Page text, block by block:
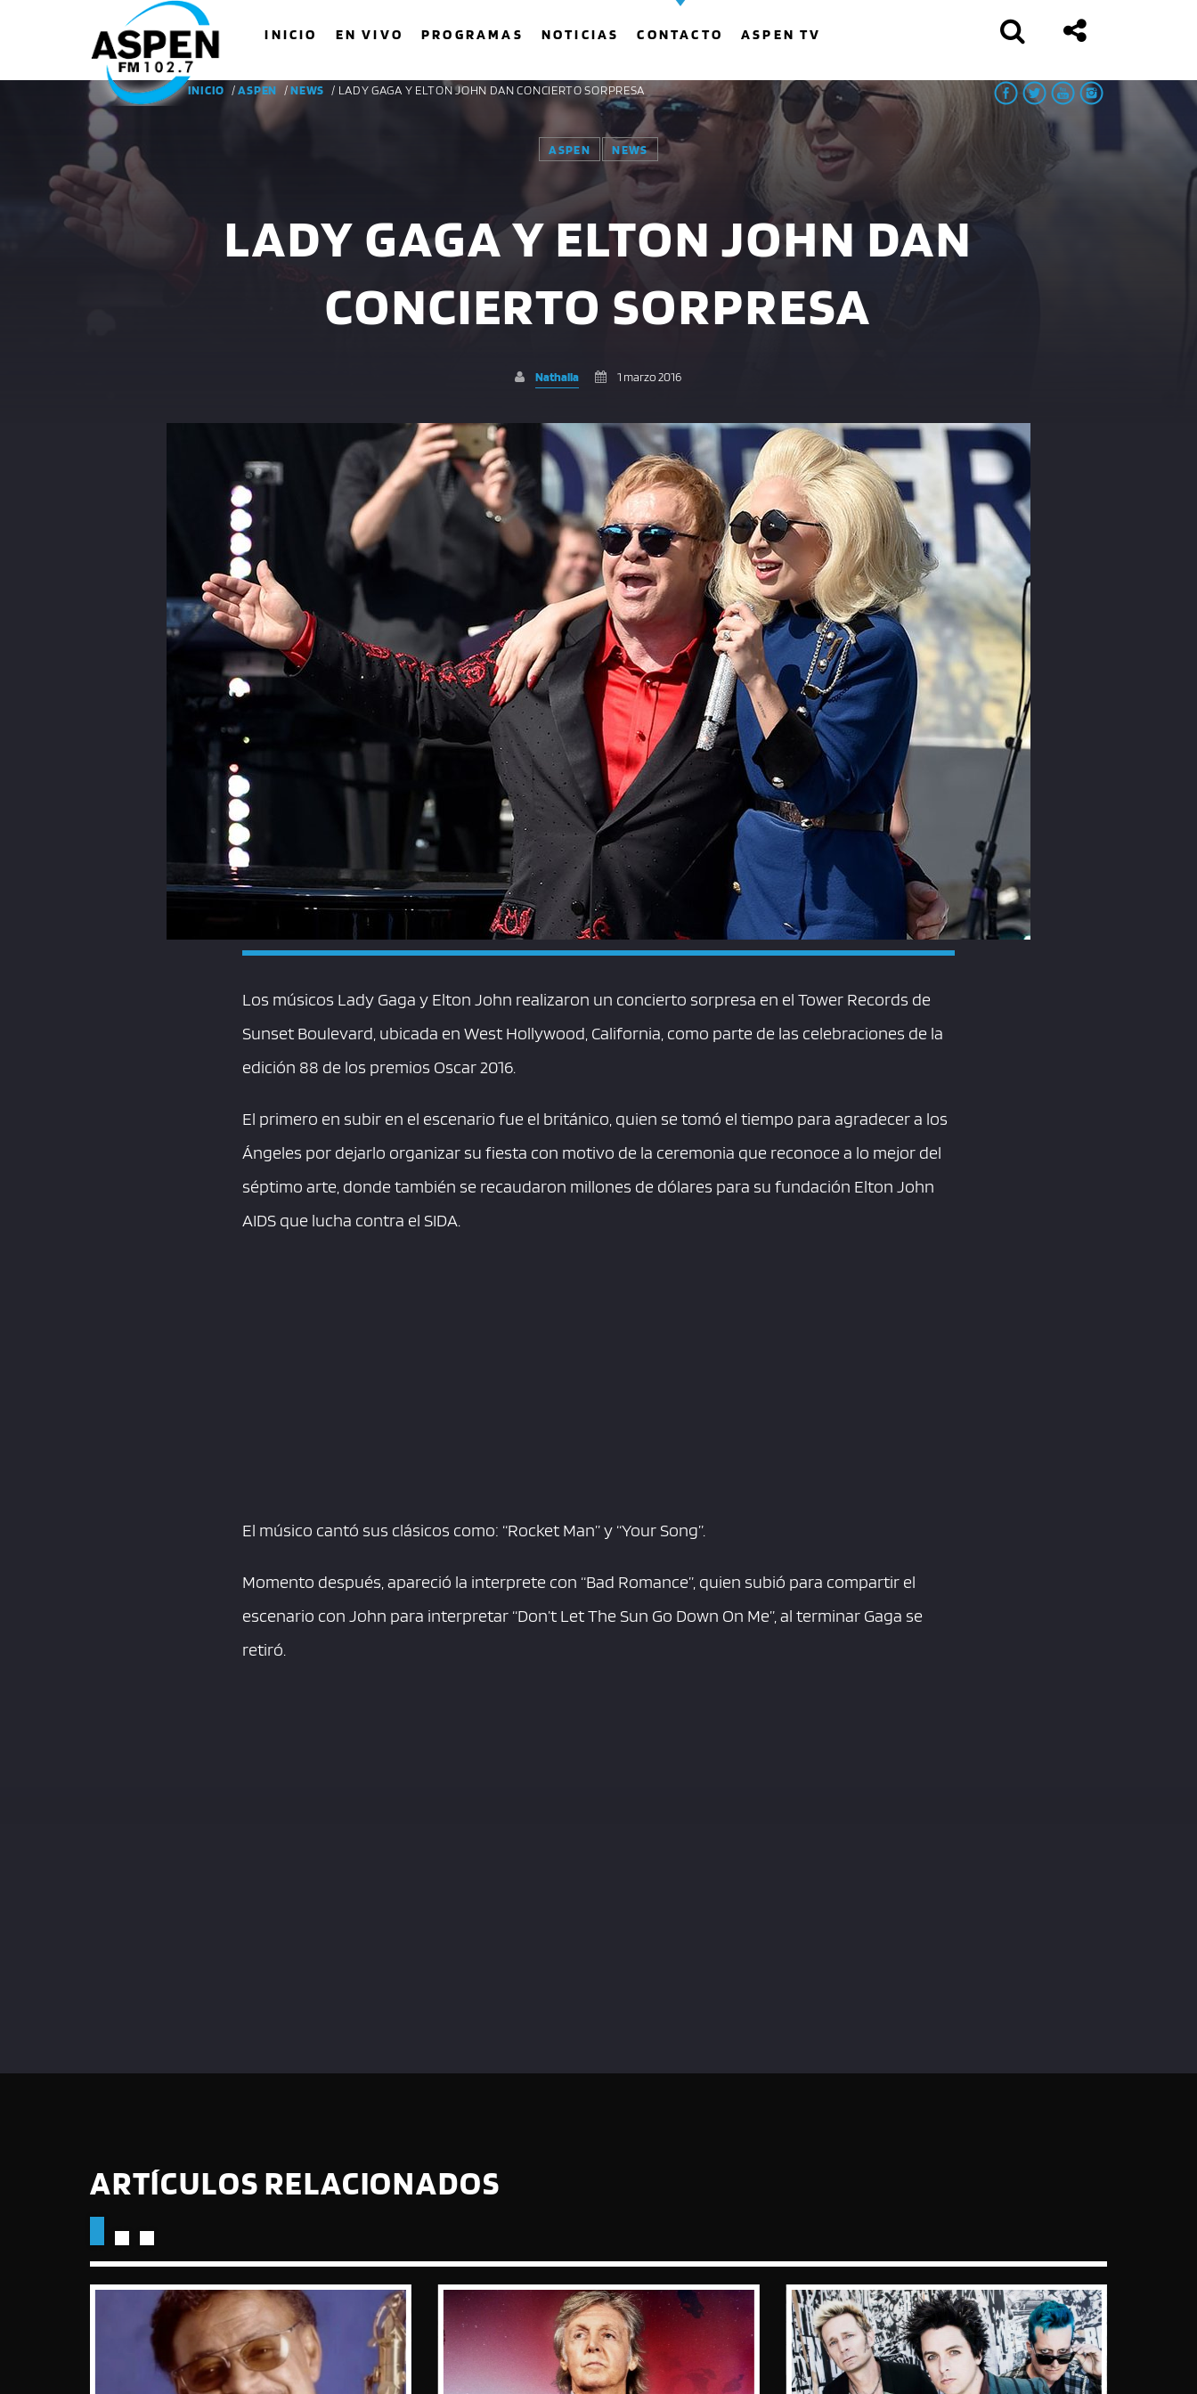
INICIO EN VIVO PROGRAMAS NOTICIAS CONTACTO ASPEN TV
BUSCAR EN EL SITIO:
COMPARTE ESTA PÁGINA EN:
INICIO /ASPEN /NEWS / LADY GAGA Y ELTON JOHN DAN CONCIERTO SORPRESA
ASPEN NEWS
LADY GAGA Y ELTON JOHN DAN
CONCIERTO SORPRESA
Nathalia 1 marzo 2016
Los músicos Lady Gaga y Elton John realizaron un concierto sorpresa en el Tower Records de
Sunset Boulevard, ubicada en West Hollywood, California, como parte de las celebraciones de la
edición 88 de los premios Oscar 2016.
El primero en subir en el escenario fue el británico, quien se tomó el tiempo para agradecer a los
Ángeles por dejarlo organizar su fiesta con motivo de la ceremonia que reconoce a lo mejor del
séptimo arte, donde también se recaudaron millones de dólares para su fundación Elton John
AIDS que lucha contra el SIDA.
El músico cantó sus clásicos como: “Rocket Man” y “Your Song”.
Momento después, apareció la interprete con “Bad Romance”, quien subió para compartir el
escenario con John para interpretar “Don’t Let The Sun Go Down On Me”, al terminar Gaga se
retiró.
ARTÍCULOS RELACIONADOS